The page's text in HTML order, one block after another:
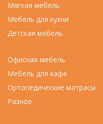
Мягкая мебель
Мебель для кухни
Детская мебель
Офисная мебель
Мебель для кафе
Ортопедические матрасы
Разное